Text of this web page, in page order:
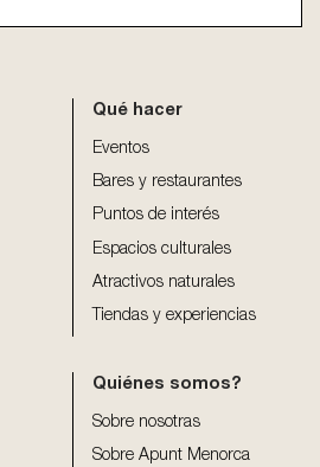
Qué hacer
Eventos
Bares y restaurantes
Puntos de interés
Espacios culturales
Atractivos naturales
Tiendas y experiencias
Quiénes somos?
Sobre nosotras
Sobre Apunt Menorca